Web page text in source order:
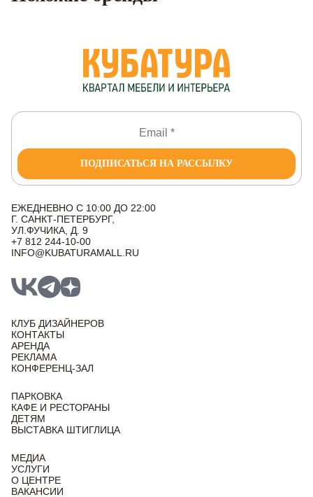
ПОДПИСАТЬСЯ НА РАССЫЛКУ
ЕЖЕДНЕВНО С 10:00 ДО 22:00
Г. САНКТ-ПЕТЕРБУРГ,
УЛ.ФУЧИКА, Д. 9
+7 812 244-10-00
INFO@KUBATURAMALL.RU
КЛУБ ДИЗАЙНЕРОВ
КОНТАКТЫ
АРЕНДА
РЕКЛАМА
КОНФЕРЕНЦ-ЗАЛ
ПАРКОВКА
КАФЕ И РЕСТОРАНЫ
ДЕТЯМ
ВЫСТАВКА ШТИГЛИЦА
МЕДИА
УСЛУГИ
О ЦЕНТРЕ
ВАКАНСИИ